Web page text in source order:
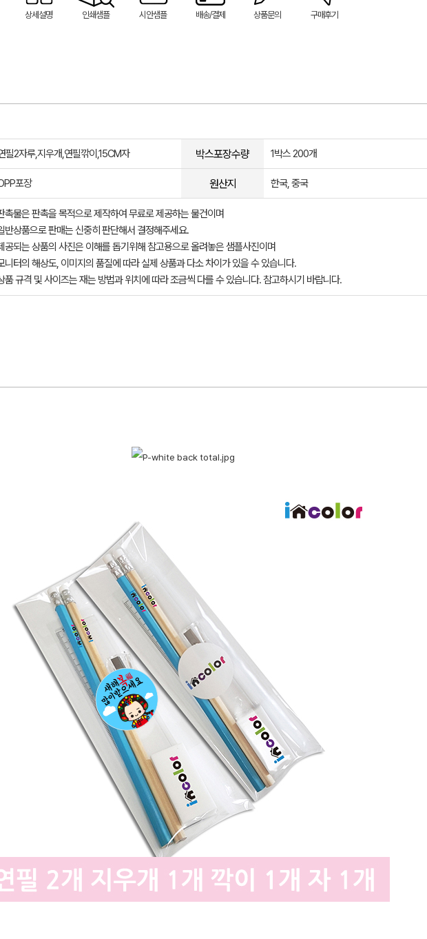
상세설명 인쇄샘플 시안샘플 배송/결제 상품문의 구매후기
필2자루,지우개,연필깎이,15CM자 박스포장수량 1박스 200개
포장 원산지 한국, 중국
촉물은 판촉을 목적으로 제작하여 무료로 제공하는 물건이며
반상품으로 판매는 신중히 판단해서 결정해주세요.
공되는 상품의 사진은 이해를 돕기위해 참고용으로 올려놓은 샘플사진이며
니터의 해상도, 이미지의 품질에 따라 실제 상품과 다소 차이가 있을 수 있습니다.
품 규격 및 사이즈는 재는 방법과 위치에 따라 조금씩 다를 수 있습니다. 참고하시기 바랍니다.